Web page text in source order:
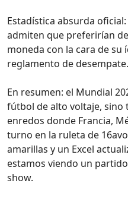
Estadística absurda
admiten que preferirían
moneda con la cara de su
reglamento de desempate.
En resumen: el Mundial
fútbol de alto voltaje, sino
enredos donde Francia,
turno en la ruleta de
amarillas y un Excel
estamos viendo un
show.